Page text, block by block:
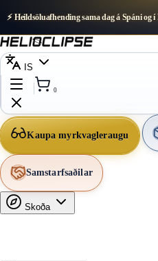
⚡ Heildsöluafhending sama dag á Spáni
IS
0
Kaupa myrkvagleraugu
Samstarfsaðilar
Skoða